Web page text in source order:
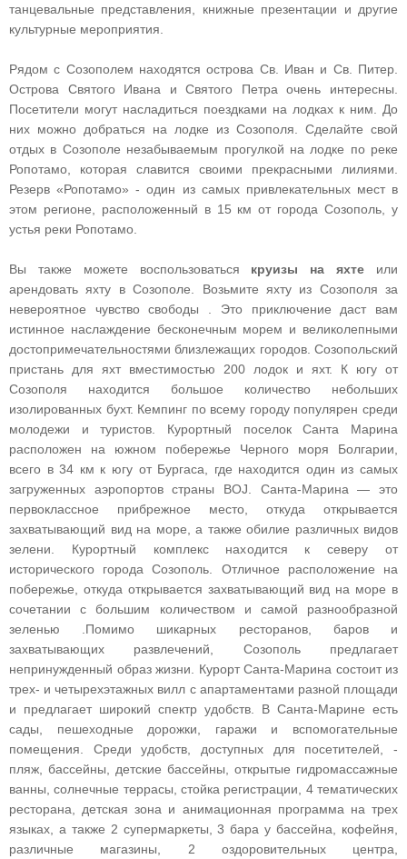
танцевальные представления, книжные презентации и другие
культурные мероприятия.
Рядом с Созополем находятся острова Св. Иван и Св. Питер.
Острова Святого Ивана и Святого Петра очень интересны.
Посетители могут насладиться поездками на лодках к ним. До
них можно добраться на лодке из Созополя. Сделайте свой
отдых в Созополе незабываемым прогулкой на лодке по реке
Ропотамо, которая славится своими прекрасными лилиями.
Резерв «Ропотамо» - один из самых привлекательных мест в
этом регионе, расположенный в 15 км от города Созополь, у
устья реки Ропотамо.
Вы также можете воспользоваться круизы на яхте или
арендовать яхту в Созополе. Возьмите яхту из Созополя за
невероятное чувство свободы . Это приключение даст вам
истинное наслаждение бесконечным морем и великолепными
достопримечательностями близлежащих городов. Созопольский
пристань для яхт вместимостью 200 лодок и яхт. К югу от
Созополя находится большое количество небольших
изолированных бухт. Кемпинг по всему городу популярен среди
молодежи и туристов. Курортный поселок Санта Марина
расположен на южном побережье Черного моря Болгарии,
всего в 34 км к югу от Бургаса, где находится один из самых
загруженных аэропортов страны BOJ. Санта-Марина — это
первоклассное прибрежное место, откуда открывается
захватывающий вид на море, а также обилие различных видов
зелени. Курортный комплекс находится к северу от
исторического города Созополь. Отличное расположение на
побережье, откуда открывается захватывающий вид на море в
сочетании с большим количеством и самой разнообразной
зеленью .Помимо шикарных ресторанов, баров и
захватывающих развлечений, Созополь предлагает
непринужденный образ жизни. Курорт Санта-Марина состоит из
трех- и четырехэтажных вилл с апартаментами разной площади
и предлагает широкий спектр удобств. В Санта-Марине есть
сады, пешеходные дорожки, гаражи и вспомогательные
помещения. Среди удобств, доступных для посетителей, -
пляж, бассейны, детские бассейны, открытые гидромассажные
ванны, солнечные террасы, стойка регистрации, 4 тематических
ресторана, детская зона и анимационная программа на трех
языках, а также 2 супермаркеты, 3 бара у бассейна, кофейня,
различные магазины, 2 оздоровительных центра,